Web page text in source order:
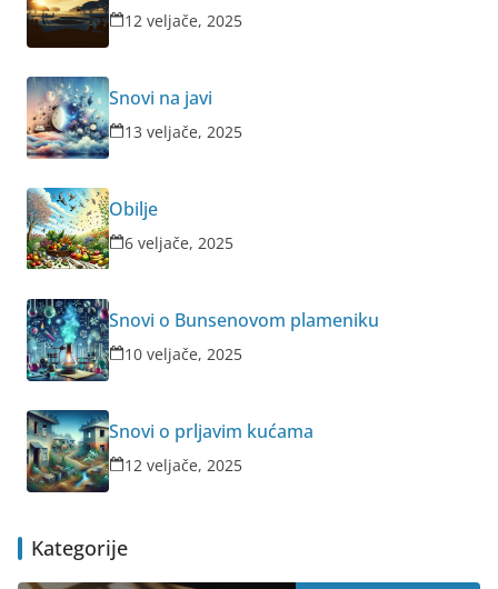
12 veljače, 2025
Snovi na javi
13 veljače, 2025
Obilje
6 veljače, 2025
Snovi o Bunsenovom plameniku
10 veljače, 2025
Snovi o prljavim kućama
12 veljače, 2025
Kategorije